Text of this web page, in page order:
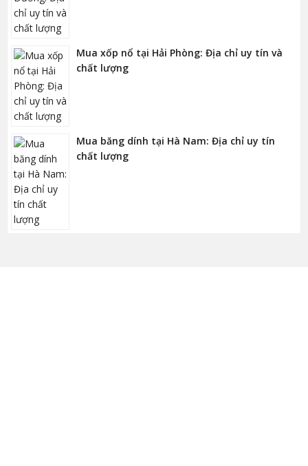
Mua xốp nổ tại Hải Phòng: Địa chỉ uy tín và
chất lượng
Mua băng dính tại Hà Nam: Địa chỉ uy tín
chất lượng